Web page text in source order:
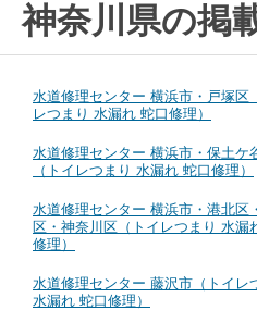
神奈川県の掲
水道修理センター 横浜市・戸塚区
レつまり 水漏れ 蛇口修理）
水道修理センター 横浜市・保土ケ
（トイレつまり 水漏れ 蛇口修理）
水道修理センター 横浜市・港北区
区・神奈川区（トイレつまり 水漏
修理）
水道修理センター 藤沢市（トイレ
水漏れ 蛇口修理）